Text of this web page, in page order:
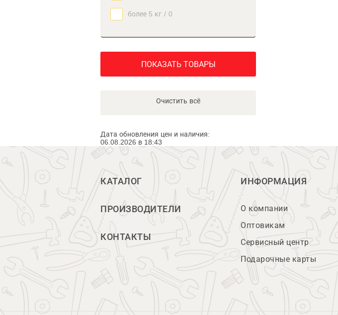
более 5 кг / 0
ПОКАЗАТЬ ТОВАРЫ
Очистить всё
Дата обновления цен и наличия:
06.08.2026 в 18:43
КАТАЛОГ
ПРОИЗВОДИТЕЛИ
КОНТАКТЫ
ИНФОРМАЦИЯ
О компании
Оптовикам
Сервисный центр
Подарочные карты